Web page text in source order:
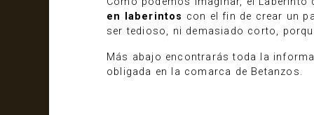
en laberintos con el fin de crear un
ser tedioso, ni demasiado corto,
Más abajo encontrarás toda la
obligada en la comarca de Betanzos.